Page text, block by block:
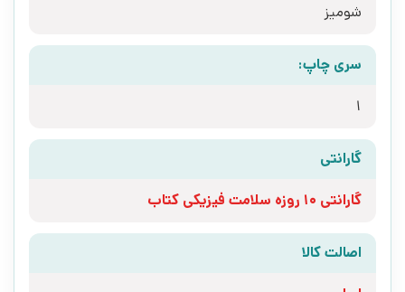
شومیز
سری چاپ:
1
گارانتی
گارانتی 10 روزه سلامت فیزیکی کتاب
اصالت کالا